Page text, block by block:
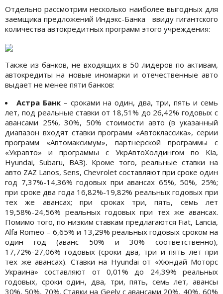
Отдельно рассмотрим несколько наиболее выгодных для
заемщика предложений Индэкс-Банка ввиду гигантского
количества автокредитных программ этого учреждения:
Также из банков, не входящих в 50 лидеров по активам,
автокредиты на новые иномарки и отечественные авто
выдает не менее пяти банков:
Астра Банк – сроками на один, два, три, пять и семь
лет, под реальные ставки от 18,51% до 26,42% годовых с
авансами 25%, 30%, 50% стоимости авто (в указанный
диапазон входят ставки программ «Автоклассика», серии
программ «Автомаксимум», партнерской программы с
«Укравто» и программы с УкрАвтоХолдингом по Kia,
Hyundai, Subaru, ВАЗ). Кроме того, реальные ставки на
авто ZAZ Lanos, Sens, Chеvrоlet составляют при сроке один
год 7,37%-14,36% годовых при авансах 65%, 50%, 25%;
при сроке два года 16,82%-19,82% реальных годовых при
тех же авансах; при сроках три, пять, семь лет
19,58%-24,56% реальных годовых при тех же авансах.
Помимо того, по низким ставкам предлагаются Fiat, Lancia,
Alfa Romeo – 6,65% и 13,29% реальных годовых сроком на
один год (аванс 50% и 30% соответственно),
17,72%-27,06% годовых (сроки два, три и пять лет при
тех же авансах). Ставки на Hyundai от «Хюндай Моторс
Украина» составляют от 0,01% до 24,39% реальных
годовых, сроки один, два, три, пять, семь лет, авансы
30%, 50%, 70%. Ставки на Geely с авансами 20%, 40%, 60%